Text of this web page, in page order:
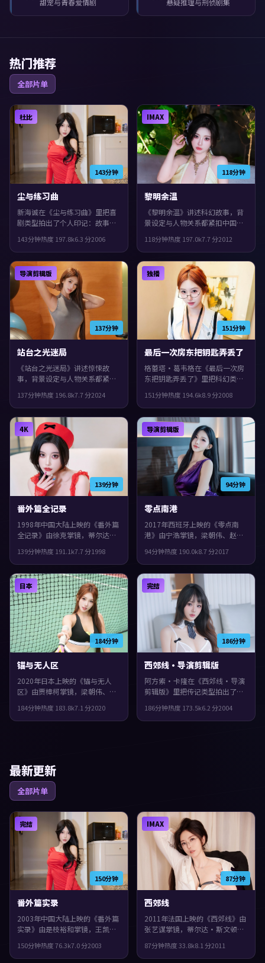
甜宠与青春爱情剧 悬疑推理与刑侦剧集
热门推荐
全部片单
143分钟
杜比
尘与练习曲
新海诚在《尘与练习曲》里把喜
剧类型拍出了个人印记：故事发
主演包括雷佳音、沈腾、孔刘。
城市空间成为情绪与悬念的载
体，片尾余味很足。
143分钟热度 197.8k6.3 分2006
118分钟
IMAX
黎明余温
《黎明余温》讲述科幻故事，背
景设定与人物关系都紧扣中国香
映，黑泽清执导，古天乐、张
译、木村拓哉领衔。节奏前半段
克制蓄力，后半段集中爆发，观
感紧凑，值得推荐。
118分钟热度 197.0k7.7分2012
137分钟
导演剪辑版
站台之光迷局
《站台之光迷局》讲述惊悚故
事，背景设定与人物关系都紧扣
上映，冯小刚执导，吴镇宇、谭
卓、安藤樱领衔。真相像洋葱一
样被层层剥开，整体完成度较
高，适合喜欢细腻叙事与人物刻
画的观众。
137分钟热度 196.8k7.7分2024
151分钟
独播
最后一次房东把钥匙弄丢了
格蕾塔·葛韦格在《最后一次房
东把钥匙弄丢了》里把科幻类型
国，2008年与观众见面。主演包
括蒂尔达·斯文顿、张译、裴斗
娜。影片在类型框架里仍保留了
作者表达，配乐与声场强化了不
151分钟热度 194.6k8.9分2008
139分钟
4K
番外篇全记录
1998年中国大陆上映的《番外篇
全记录》由徐克掌镜，蒂尔达·
绎。类型上偏历史，群像戏份饱
满，配角也有完整弧光，片尾余
味很足。
139分钟热度 191.1k7.7分1998
94分钟
导演剪辑版
零点南港
2017年西班牙上映的《零点南
港》由宁浩掌镜，梁朝伟、赵丽
悬疑，人物在道德与生存之间反
复拉扯，观感紧凑，值得推荐。
94分钟热度 190.0k8.7分2017
184分钟
日本
锚与无人区
2020年日本上映的《锚与无人
区》由贾樟柯掌镜，梁朝伟、周
罪，节奏前半段克制蓄力，后半
段集中爆发，片尾余味很足。
184分钟热度 183.8k7.1 分2020
186分钟
完结
西郊线·导演剪辑版
阿方索·卡隆在《西郊线·导演
剪辑版》里把传记类型拍出了个
年与观众见面。主演包括古天
乐、段奕宏、刘青云。结局留
186分钟热度 173.5k6.2 分2004
最新更新
全部片单
150分钟
完结
番外篇实录
2003年中国大陆上映的《番外篇
实录》由是枝裕和掌镜，王凯、
上偏犯罪，叙事在回忆与现实之
150分钟热度76.3k7.0分2003
87分钟
IMAX
西郊线
2011年法国上映的《西郊线》由
张艺谋掌镜，蒂尔达·斯文顿、
偏悬疑，影片在类型框架里仍保
87分钟热度33.8k8.1分2011